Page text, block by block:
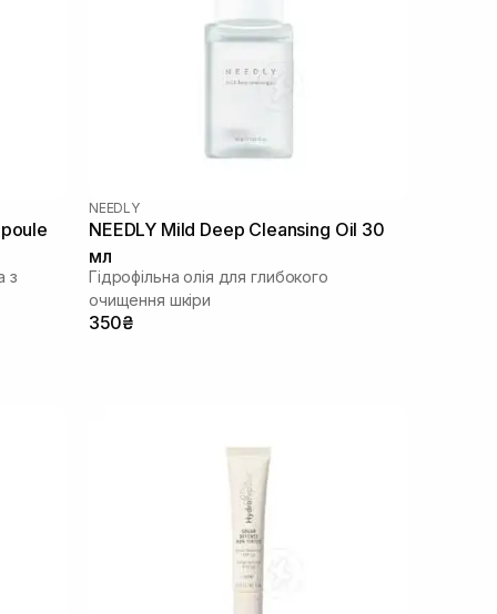
з
NEEDLY
NEEDLY Mild Deep Cleansing Oil 30
мл
Гідрофільна олія для глибокого
очищення шкіри
350₴